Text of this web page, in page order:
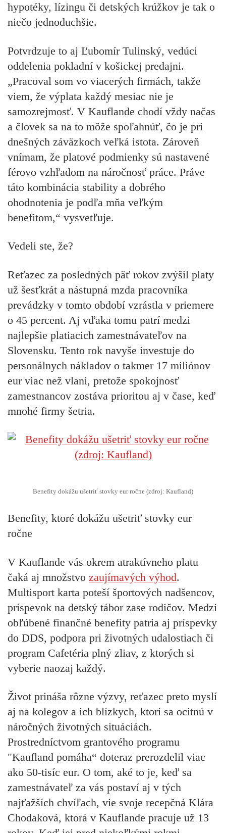
hypotéky, lízingu či detských krúžkov je tak o
niečo jednoduchšie.
Potvrdzuje to aj Ľubomír Tulinský, vedúci
oddelenia pokladní v košickej predajni.
„Pracoval som vo viacerých firmách, takže
viem, že výplata každý mesiac nie je
samozrejmosť. V Kauflande chodí vždy načas
a človek sa na to môže spoľahnúť, čo je pri
dnešných záväzkoch veľká istota. Zároveň
vnímam, že platové podmienky sú nastavené
férovo vzhľadom na náročnosť práce. Práve
táto kombinácia stability a dobrého
ohodnotenia je podľa mňa veľkým
benefitom,“ vysvetľuje.
Vedeli ste, že?
Reťazec za posledných päť rokov zvýšil platy
už šesťkrát a nástupná mzda pracovníka
prevádzky v tomto období vzrástla v priemere
o 45 percent. Aj vďaka tomu patrí medzi
najlepšie platiacich zamestnávateľov na
Slovensku. Tento rok navyše investuje do
personálnych nákladov o takmer 17 miliónov
eur viac než vlani, pretože spokojnosť
zamestnancov zostáva prioritou aj v čase, keď
mnohé firmy šetria.
Benefity dokážu ušetriť stovky eur ročne (zdroj: Kaufland)
Benefity, ktoré dokážu ušetriť stovky eur
ročne
V Kauflande vás okrem atraktívneho platu
čaká aj množstvo zaujímavých výhod.
Multisport karta poteší športových nadšencov,
príspevok na detský tábor zase rodičov. Medzi
obľúbené finančné benefity patria aj príspevky
do DDS, podpora pri životných udalostiach či
program Cafetéria plný zliav, z ktorých si
vyberie naozaj každý.
Život prináša rôzne výzvy, reťazec preto myslí
aj na kolegov a ich blízkych, ktorí sa ocitnú v
náročných životných situáciách.
Prostredníctvom grantového programu
"Kaufland pomáha“ doteraz prerozdelil viac
ako 50-tisíc eur. O tom, aké to je, keď sa
zamestnávateľ za vás postaví aj v tých
najťažších chvíľach, vie svoje recepčná Klára
Chodaková, ktorá v Kauflande pracuje už 13